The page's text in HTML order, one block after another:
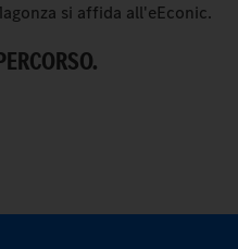
si affida all'eEconic.